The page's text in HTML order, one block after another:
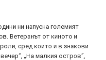
ни напусна големият
Ветеранът от киното и
сред които и в знакови
„На малкия остров“,